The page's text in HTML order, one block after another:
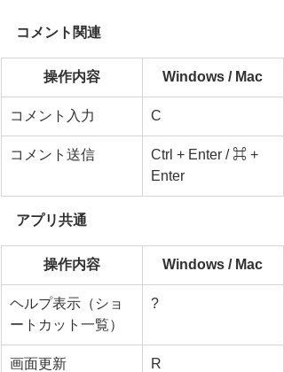
コメント関連
操作内容 Windows / Mac
コメント入力 C
コメント送信
Ctrl + Enter / ⌘ +
Enter
アプリ共通
操作内容 Windows / Mac
ヘルプ表示（ショ
ートカット一覧）
?
画面更新 R